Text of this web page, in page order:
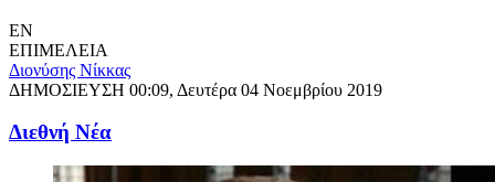
EN
ΕΠΙΜΕΛΕΙΑ
Διονύσης Νίκκας
ΔΗΜΟΣΙΕΥΣΗ 00:09, Δευτέρα 04 Νοεμβρίου 2019
Διεθνή Νέα